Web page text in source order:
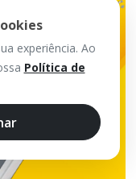
experiência. Ao
Política de